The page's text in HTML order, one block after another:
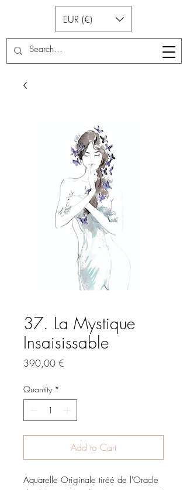
EUR (€)
37. La Mystique
Insaisissable
390,00 €
Quantity *
Add to Cart
Aquarelle Originale tiréé de l'Oracle